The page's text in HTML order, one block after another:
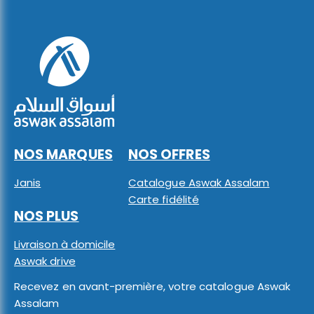
NOS MARQUES
Janis
NOS OFFRES
Catalogue Aswak Assalam
Carte fidélité
NOS PLUS
Livraison à domicile
Aswak drive
Recevez en avant-première, votre catalogue Aswak
Assalam